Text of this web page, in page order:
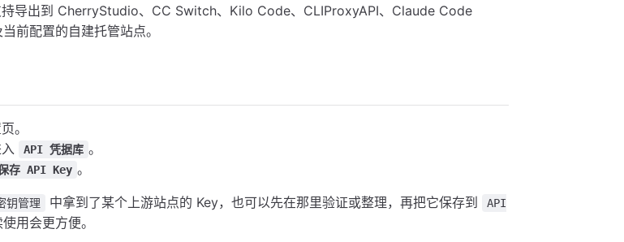
持导出到 CherryStudio、CC Switch、Kilo Code、CLIProxyAPI、Claude Code
前配置的自建托管站点。
。
API 凭据库 。
存 API Key 。
钥管理 中拿到了某个上游站点的 Key，也可以先在那里验证或整理，再把它保存到
API
用会更方便。